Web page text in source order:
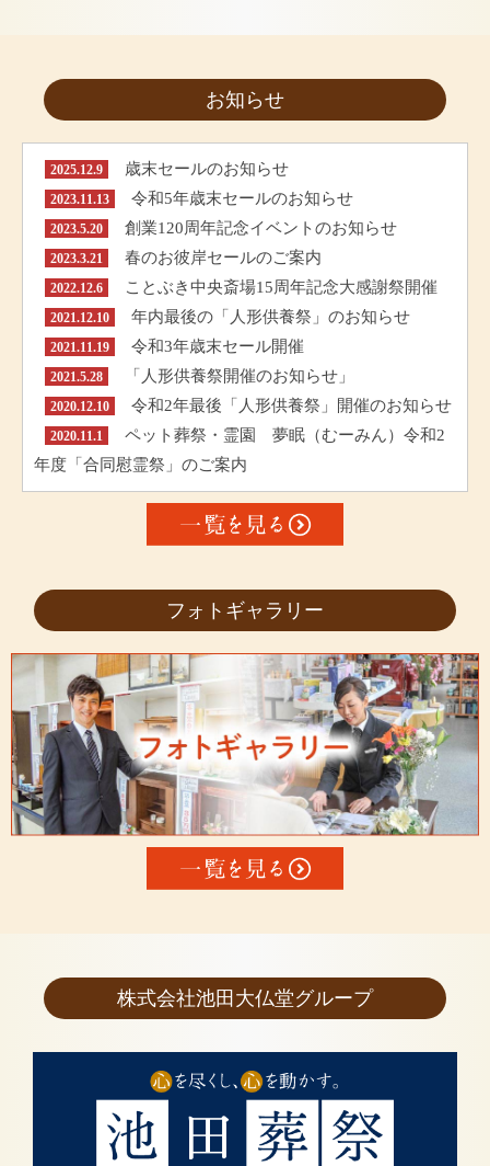
お知らせ
2025.12.9 歳末セールのお知らせ
2023.11.13 令和5年歳末セールのお知らせ
2023.5.20 創業120周年記念イベントのお知らせ
2023.3.21 春のお彼岸セールのご案内
2022.12.6 ことぶき中央斎場15周年記念大感謝祭開催
2021.12.10 年内最後の「人形供養祭」のお知らせ
2021.11.19 令和3年歳末セール開催
2021.5.28 「人形供養祭開催のお知らせ」
2020.12.10 令和2年最後「人形供養祭」開催のお知らせ
2020.11.1
ペット葬祭・霊園 夢眠（むーみん）令和2
年度「合同慰霊祭」のご案内
フォトギャラリー
株式会社池田大仏堂グループ